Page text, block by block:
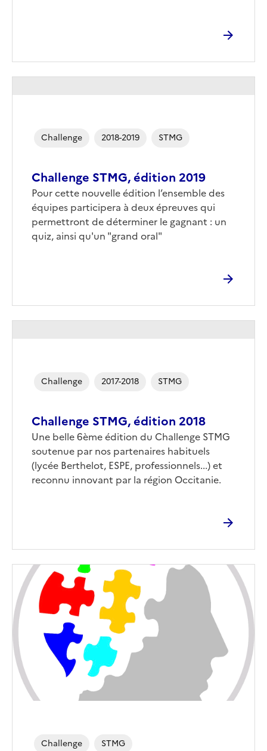
Challenge STMG, édition 2019
Pour cette nouvelle édition l’ensemble des
équipes participera à deux épreuves qui
permettront de déterminer le gagnant : un
quiz, ainsi qu'un "grand oral"
Challenge 2018-2019 STMG
Challenge STMG, édition 2018
Une belle 6ème édition du Challenge STMG
soutenue par nos partenaires habituels
(lycée Berthelot, ESPE, professionnels...) et
reconnu innovant par la région Occitanie.
Challenge 2017-2018 STMG
Challenge STMG